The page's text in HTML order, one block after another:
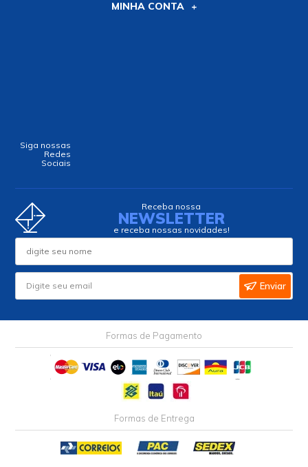
MINHA CONTA
Siga nossas
Redes
Sociais
Receba nossa
NEWSLETTER
e receba nossas novidades!
Enviar
Formas de Pagamento
Formas de Entrega